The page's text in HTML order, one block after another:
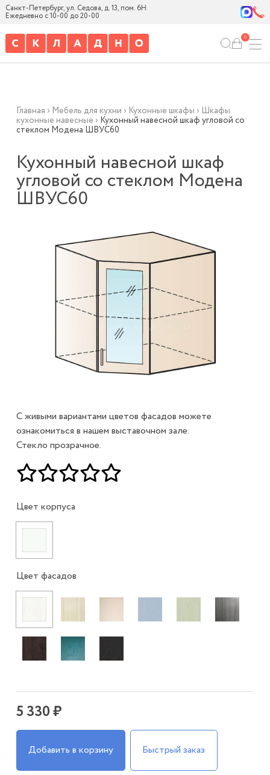
Санкт-Петербург, ул. Седова, д. 13, пом. 6Н
Ежедневно с 10-00 до 20-00
0
Главная › Мебель для кухни › Кухонные шкафы › Шкафы
кухонные навесные › Кухонный навесной шкаф угловой со
стеклом Модена ШВУС60
Кухонный навесной шкаф
угловой со стеклом Модена
ШВУС60
С живыми вариантами цветов фасадов можете
ознакомиться в нашем выставочном зале.
Стекло прозрачное.
Цвет корпуса
Цвет фасадов
5 330 ₽
Добавить в корзину Быстрый заказ